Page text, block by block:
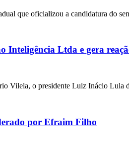
que oficializou a candidatura do
Ltda e gera
Vilela, o presidente Luiz Inácio Lula
por Efraim Filho